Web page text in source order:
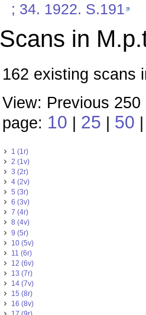
; 34. 1922. S.191
Scans in
162 existing scans
View: Previous
page: 10 25 50
1 (1r)
2 (1v)
3 (2r)
4 (2v)
5 (3r)
6 (3v)
7 (4r)
8 (4v)
9 (5r)
10 (5v)
11 (6r)
12 (6v)
13 (7r)
14 (7v)
15 (8r)
16 (8v)